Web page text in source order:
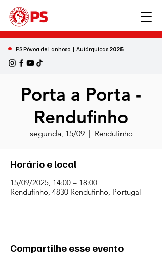
• PS Póvoa de Lanhoso | Autárquicas 2025
Porta a Porta -
Rendufinho
segunda, 15/09
  |
Rendufinho
Horário e local
15/09/2025, 14:00 – 18:00
Rendufinho, 4830 Rendufinho, Portugal
Compartilhe esse evento